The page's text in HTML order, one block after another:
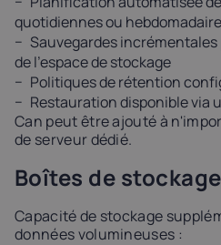
quotidiennes ou
Sauvegardes
de l'espace de stockage
Politiques de rétention
Restauration disponible via
Сan peut être ajouté à
de serveur dédié.
Boîtes de
Capacité de stockage
données volumineuses :